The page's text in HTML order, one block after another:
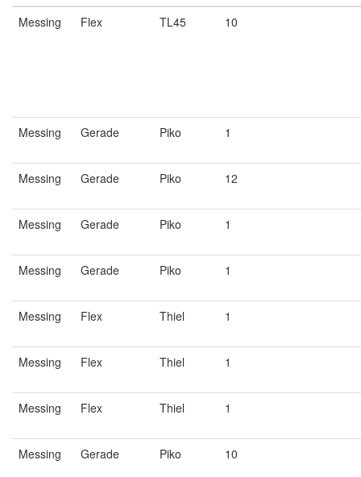
Messing
Flex TL45 10
Messing Gerade Piko 1
Messing Gerade Piko 12
Messing Gerade Piko 1
Messing Gerade Piko 1
Messing Flex Thiel 1
Messing Flex Thiel 1
Messing Flex Thiel 1
Messing Gerade Piko 10